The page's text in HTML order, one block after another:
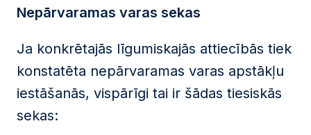
Nepārvaramas varas sekas
Ja konkrētajās līgumiskajās attiecībās tiek
konstatēta nepārvaramas varas apstākļu
iestāšanās, vispārīgi tai ir šādas tiesiskās
sekas: